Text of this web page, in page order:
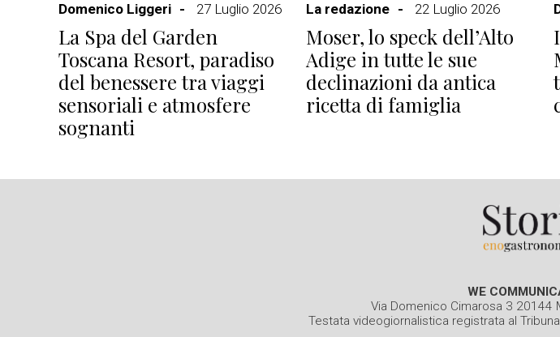
Domenico Liggeri
27 Luglio 2026
La Spa del Garden
Toscana Resort, paradiso
del benessere tra viaggi
sensoriali e atmosfere
sognanti
La redazione
22 Luglio 2026
Moser, lo speck dell’Alto
Adige in tutte le sue
declinazioni da antica
ricetta di famiglia
WE
Via Domenico Cimarosa 3 20144
Testata videogiornalistica registrata al